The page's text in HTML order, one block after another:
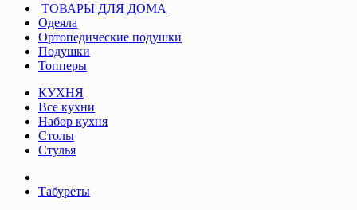
ТОВАРЫ ДЛЯ ДОМА
Одеяла
Ортопедические подушки
Подушки
Топперы
КУХНЯ
Все кухни
Набор кухня
Столы
Стулья
Табуреты